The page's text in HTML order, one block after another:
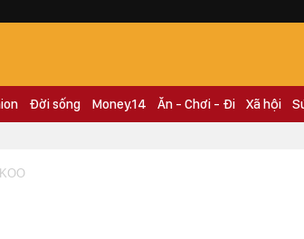
Đời sống Money.14 Ăn - Chơi - Đi Xã hội